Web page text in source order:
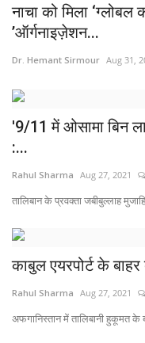
दुनिया
मनोरंजन
लाइफस्टाइल
वीडियो
नाचा को मिला
’ऑर्गनाइज़ेशन...
Dr. Hemant Sirmour Aug 31,
'9/11 में ओसामा बिन
:...
Rahul Sharma Aug 27, 2021
तालिबान के प्रवक्ता जबीबुल्लाह
काबुल एयरपोर्ट के
Rahul Sharma Aug 27, 2021
अफगानिस्तान में तालिबानी हुकूमत